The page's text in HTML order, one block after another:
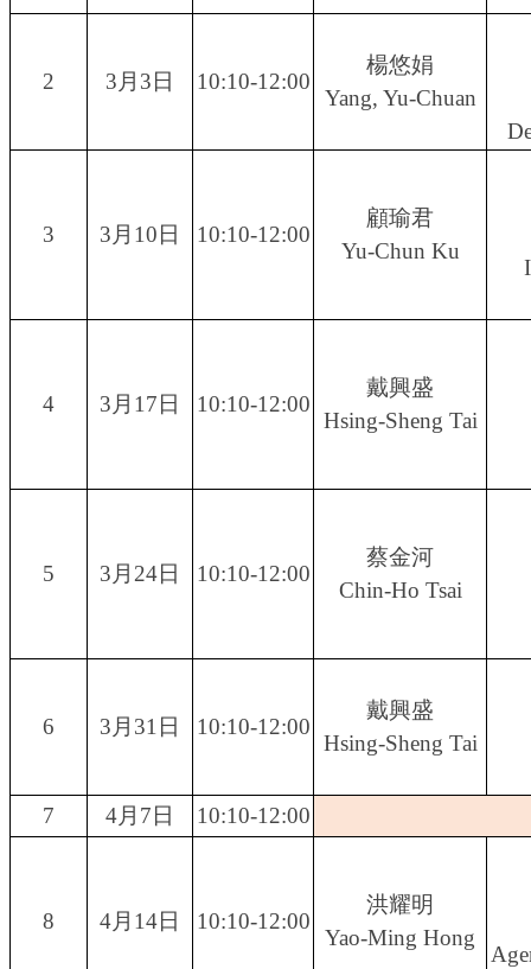
2 3月3日 10:10-12:00
楊悠娟
Yang, Yu-Chuan
3 3月10日 10:10-12:00
顧瑜君
Yu-Chun Ku
4 3月17日 10:10-12:00
戴興盛
Hsing-Sheng Tai
5 3月24日 10:10-12:00
蔡金河
Chin-Ho Tsai
6 3月31日 10:10-12:00
戴興盛
Hsing-Sheng Tai
7 4月7日 10:10-12:00
8 4月14日 10:10-12:00
洪耀明
Yao-Ming Hong